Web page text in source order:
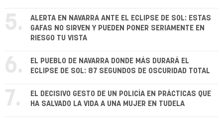
5.
ALERTA EN NAVARRA ANTE EL ECLIPSE DE SOL: ESTAS
GAFAS NO SIRVEN Y PUEDEN PONER SERIAMENTE EN
RIESGO TU VISTA
6.
EL PUEBLO DE NAVARRA DONDE MÁS DURARÁ EL
ECLIPSE DE SOL: 87 SEGUNDOS DE OSCURIDAD TOTAL
7.
EL DECISIVO GESTO DE UN POLICÍA EN PRÁCTICAS QUE
HA SALVADO LA VIDA A UNA MUJER EN TUDELA